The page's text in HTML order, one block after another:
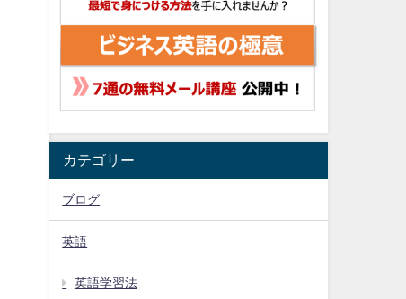
カテゴリー
ブログ
英語
英語学習法